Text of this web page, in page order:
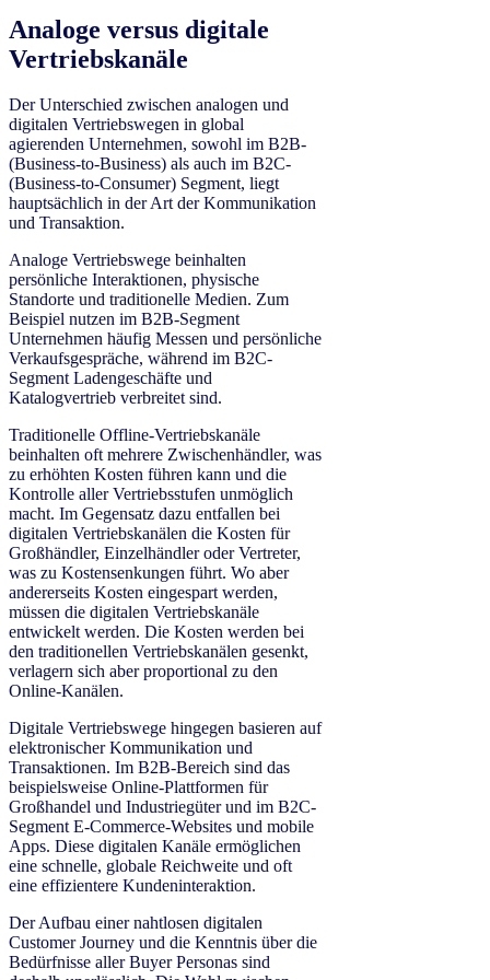
Analoge versus digitale
Vertriebskanäle
Der Unterschied zwischen analogen und
digitalen Vertriebswegen in global
agierenden Unternehmen, sowohl im B2B-
(Business-to-Business) als auch im B2C-
(Business-to-Consumer) Segment, liegt
hauptsächlich in der Art der Kommunikation
und Transaktion.
Analoge Vertriebswege beinhalten
persönliche Interaktionen, physische
Standorte und traditionelle Medien. Zum
Beispiel nutzen im B2B-Segment
Unternehmen häufig Messen und persönliche
Verkaufsgespräche, während im B2C-
Segment Ladengeschäfte und
Katalogvertrieb verbreitet sind.
Traditionelle Offline-Vertriebskanäle
beinhalten oft mehrere Zwischenhändler, was
zu erhöhten Kosten führen kann und die
Kontrolle aller Vertriebsstufen unmöglich
macht. Im Gegensatz dazu entfallen bei
digitalen Vertriebskanälen die Kosten für
Großhändler, Einzelhändler oder Vertreter,
was zu Kostensenkungen führt. Wo aber
andererseits Kosten eingespart werden,
müssen die digitalen Vertriebskanäle
entwickelt werden. Die Kosten werden bei
den traditionellen Vertriebskanälen gesenkt,
verlagern sich aber proportional zu den
Online-Kanälen.
Digitale Vertriebswege hingegen basieren auf
elektronischer Kommunikation und
Transaktionen. Im B2B-Bereich sind das
beispielsweise Online-Plattformen für
Großhandel und Industriegüter und im B2C-
Segment E-Commerce-Websites und mobile
Apps. Diese digitalen Kanäle ermöglichen
eine schnelle, globale Reichweite und oft
eine effizientere Kundeninteraktion.
Der Aufbau einer nahtlosen digitalen
Customer Journey und die Kenntnis über die
Bedürfnisse aller Buyer Personas sind